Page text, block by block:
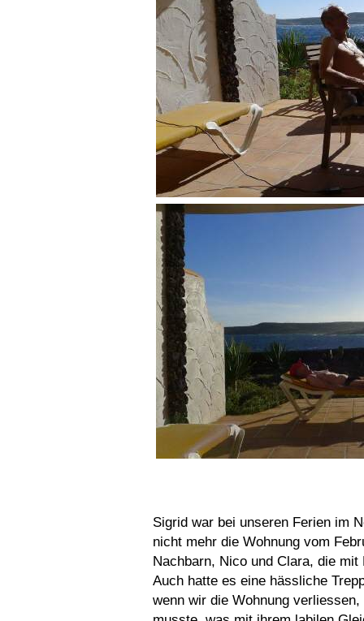
Sigrid war bei unseren Ferien im
nicht mehr die Wohnung vom
Nachbarn, Nico und Clara, die
Auch hatte es eine hässliche
wenn wir die Wohnung